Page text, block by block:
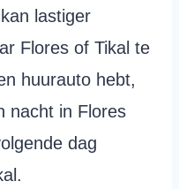
lastiger
Flores of Tikal te
huurauto hebt,
nacht in Flores
dag